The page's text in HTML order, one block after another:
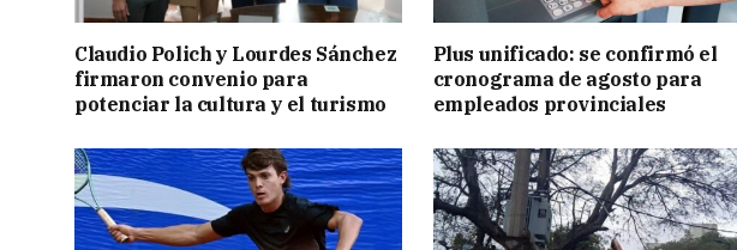
Claudio Polich y Lourdes Sánchez
firmaron convenio para
potenciar la cultura y el turismo
Plus unificado: se confirmó el
cronograma de agosto para
empleados provinciales